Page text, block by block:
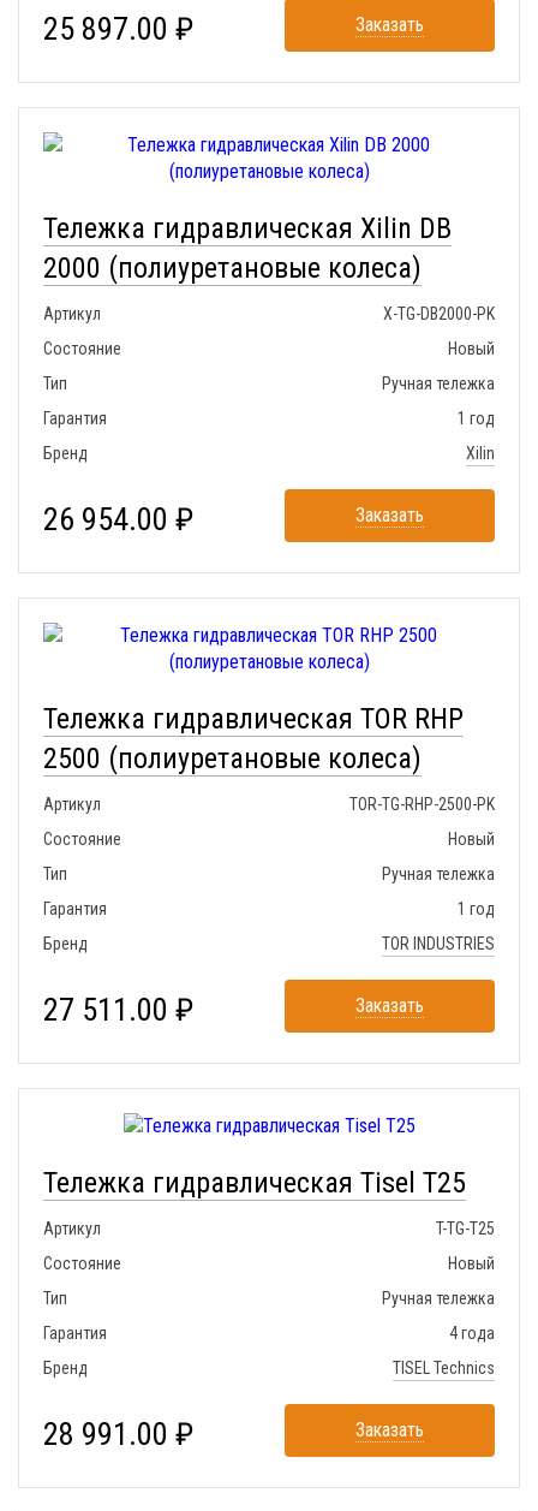
25 897.00 ₽ Заказать
Тележка гидравлическая Xilin DB
2000 (полиуретановые колеса)
Артикул
X-TG-DB2000-PK
Состояние
Новый
Тип
Ручная тележка
Гарантия
1 год
Бренд
Xilin
26 954.00 ₽ Заказать
Тележка гидравлическая TOR RHP
2500 (полиуретановые колеса)
Артикул
TOR-TG-RHP-2500-PK
Состояние
Новый
Тип
Ручная тележка
Гарантия
1 год
Бренд
TOR INDUSTRIES
27 511.00 ₽ Заказать
Тележка гидравлическая Tisel T25
Артикул
T-TG-T25
Состояние
Новый
Тип
Ручная тележка
Гарантия
4 года
Бренд
TISEL Technics
28 991.00 ₽ Заказать